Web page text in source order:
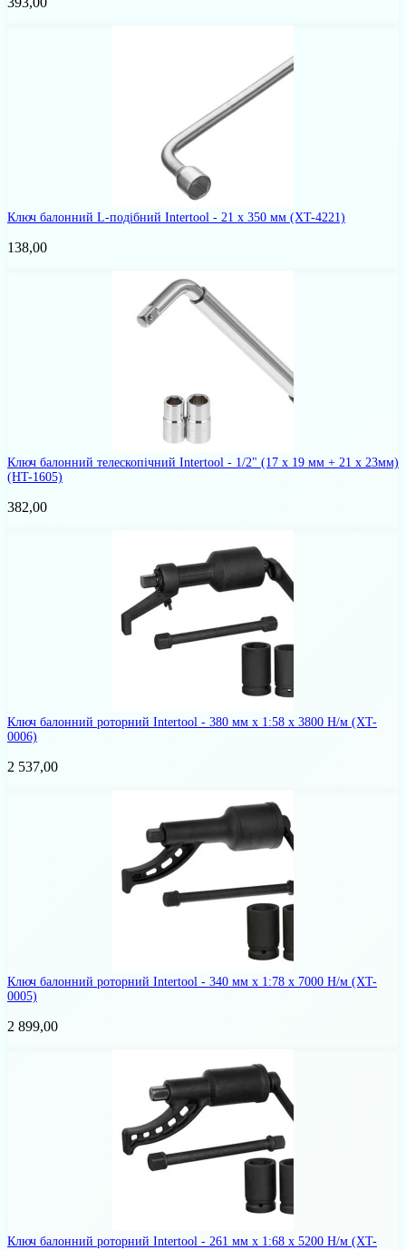
Ключ балонний L-подібний Intertool - 21 х 350 мм (XT-4221)
138,00
Ключ балонний телескопічний Intertool - 1/2" (17 x 19 мм + 21 x 23мм)
(HT-1605)
382,00
Ключ балонний роторний Intertool - 380 мм x 1:58 x 3800 Н/м (XT-
0006)
2 537,00
Ключ балонний роторний Intertool - 340 мм x 1:78 x 7000 Н/м (XT-
0005)
2 899,00
Ключ балонний роторний Intertool - 261 мм x 1:68 x 5200 Н/м (XT-